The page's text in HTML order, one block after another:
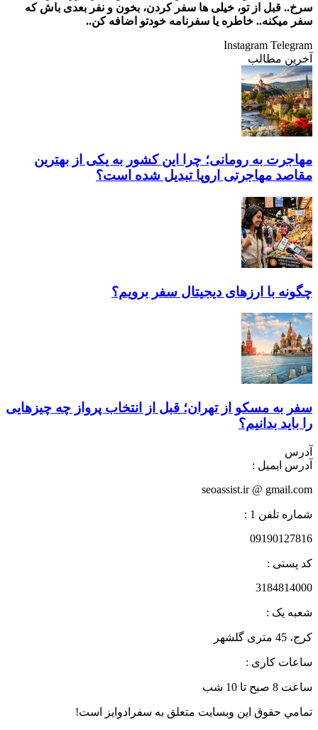
سرخ.. قبل از تو، خیلی ها سفر کردن، بخون و نفر بعدی باش که
سفر میکنه.. خاطره یا سفرنامه خودتو اضافه کن..
Instagram Telegram
آخرین مطالب
مهاجرت به رومانی؛ چرا این کشور به یکی از بهترین
مقاصد مهاجرتی اروپا تبدیل شده است؟
چگونه با ارز‌های دیجیتال سفر برویم؟
سفر به مسکو از تهران؛ قبل از انتخاب پرواز چه چیزهایی
را باید بدانیم؟
آدرس
آدرس ایمیل :
seoassist.ir @ gmail.com
شماره تلفن 1 :
09190127816
کد پستی :
3184814000
شعبه یک :
کرج، 45 متری گلشهر
ساعات کاری :
ساعت 8 صبح تا 10 شب
تمامي حقوق اين وبسايت متعلق به سفرادوایز است!